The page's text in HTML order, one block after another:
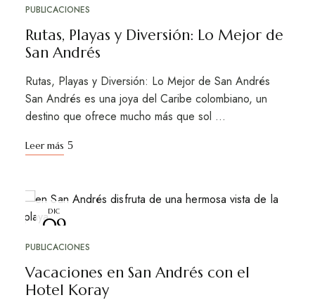
PUBLICACIONES
Rutas, Playas y Diversión: Lo Mejor de
San Andrés
Rutas, Playas y Diversión: Lo Mejor de San Andrés
San Andrés es una joya del Caribe colombiano, un
destino que ofrece mucho más que sol …
Leer más
DIC
09
PUBLICACIONES
Vacaciones en San Andrés con el
Hotel Koray